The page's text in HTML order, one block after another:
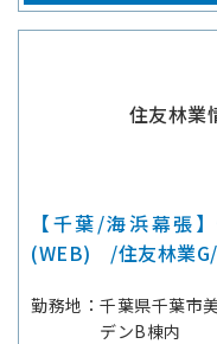
住友林業
【千葉/海浜幕張
(WEB) /住友林業
勤務地
千葉県千葉市
デンB棟内